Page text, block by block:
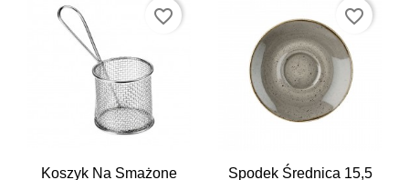
Koszyk Na Smażone
favorite_border
Spodek Średnica 15,5
favorite_border